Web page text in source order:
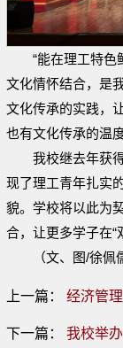
“能在理工特色
文化情怀结合，是
文化传承的实践，
也有文化传承的温
我校继去年获
现了理工青年扎实
貌。学校将以此为
合，让更多学子在“
（文、图/徐佩
上一篇： 经济管
下一篇： 我校举